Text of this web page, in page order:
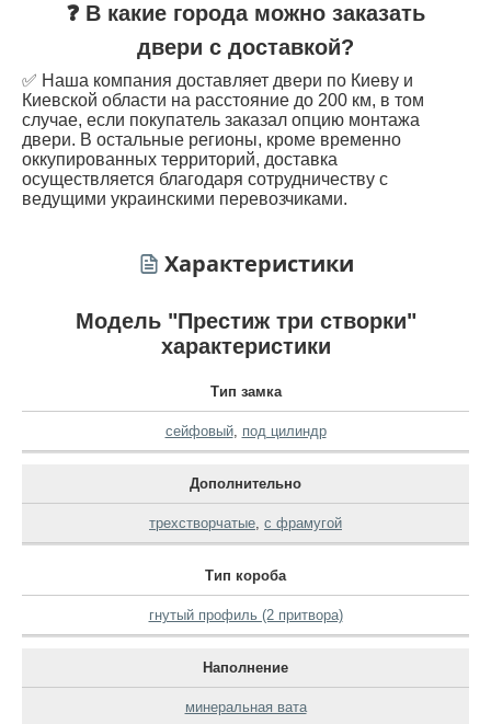
❓ В какие города можно заказать
двери с доставкой?
✅ Наша компания доставляет двери по Киеву и
Киевской области на расстояние до 200 км, в том
случае, если покупатель заказал опцию монтажа
двери. В остальные регионы, кроме временно
оккупированных территорий, доставка
осуществляется благодаря сотрудничеству с
ведущими украинскими перевозчиками.
Характеристики
Модель "Престиж три створки"
характеристики
Тип замка
сейфовый, под цилиндр
Дополнительно
трехстворчатые, с фрамугой
Тип короба
гнутый профиль (2 притвора)
Наполнение
минеральная вата